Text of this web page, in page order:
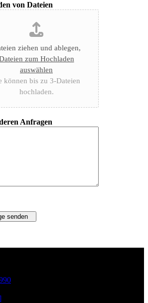
von Dateien
ziehen und ablegen,
zum Hochladen
auswählen
können bis zu 3-Dateien
hochladen.
Anfragen
senden